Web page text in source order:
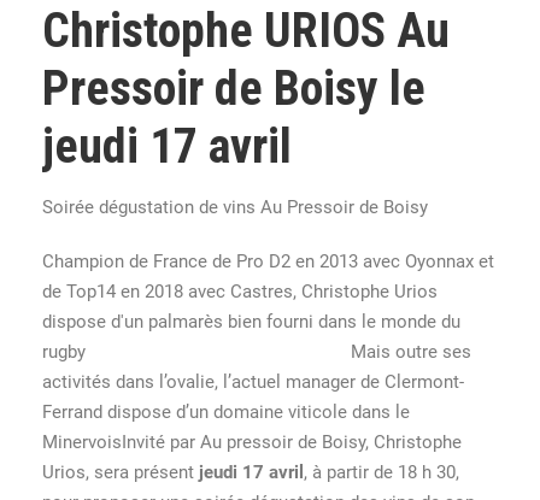
Christophe URIOS Au
Pressoir de Boisy le
jeudi 17 avril
Soirée dégustation de vins Au Pressoir de Boisy
Champion de France de Pro D2 en 2013 avec Oyonnax et
de Top14 en 2018 avec Castres, Christophe Urios
dispose d'un palmarès bien fourni dans le monde du
rugby Mais outre ses
activités dans l’ovalie, l’actuel manager de Clermont-
Ferrand dispose d’un domaine viticole dans le
MinervoisInvité par Au pressoir de Boisy, Christophe
Urios, sera présent jeudi 17 avril , à partir de 18 h 30,